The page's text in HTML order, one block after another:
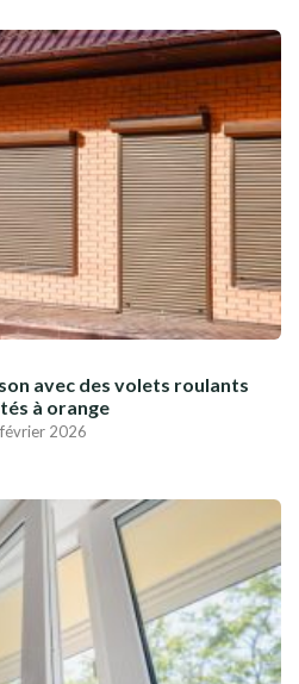
avec des volets roulants
à orange
2026